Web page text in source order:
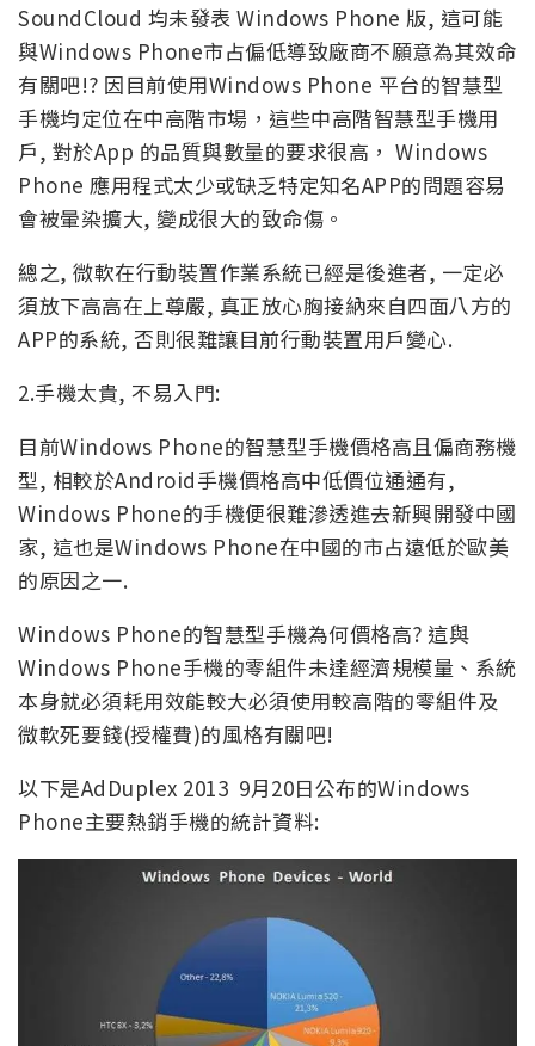
SoundCloud 均未發表 Windows Phone 版, 這可能
與Windows Phone市占偏低導致廠商不願意為其效命
有關吧!? 因目前使用Windows Phone 平台的智慧型
手機均定位在中高階市場，這些中高階智慧型手機用
戶, 對於App 的品質與數量的要求很高， Windows
Phone 應用程式太少或缺乏特定知名APP的問題容易
會被暈染擴大, 變成很大的致命傷。
總之, 微軟在行動裝置作業系統已經是後進者, 一定必
須放下高高在上尊嚴, 真正放心胸接納來自四面八方的
APP的系統, 否則很難讓目前行動裝置用戶變心.
2.手機太貴, 不易入門:
目前Windows Phone的智慧型手機價格高且偏商務機
型, 相較於Android手機價格高中低價位通通有,
Windows Phone的手機便很難滲透進去新興開發中國
家, 這也是Windows Phone在中國的市占遠低於歐美
的原因之一.
Windows Phone的智慧型手機為何價格高? 這與
Windows Phone手機的零組件未達經濟規模量、系統
本身就必須耗用效能較大必須使用較高階的零組件及
微軟死要錢(授權費)的風格有關吧!
以下是AdDuplex 2013 9月20日公布的Windows
Phone主要熱銷手機的統計資料: